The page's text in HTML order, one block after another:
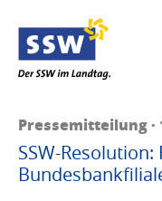
Pressemitteilung ·
SSW-